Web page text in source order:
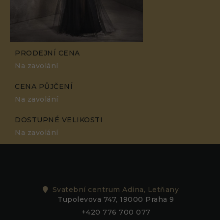
PRODEJNÍ CENA
Na zavolání
CENA PŮJČENÍ
Na zavolání
DOSTUPNÉ VELIKOSTI
Na zavolání
Svatební centrum Adina, Letňany
Tupolevova 747, 19000 Praha 9
+420 776 700 077